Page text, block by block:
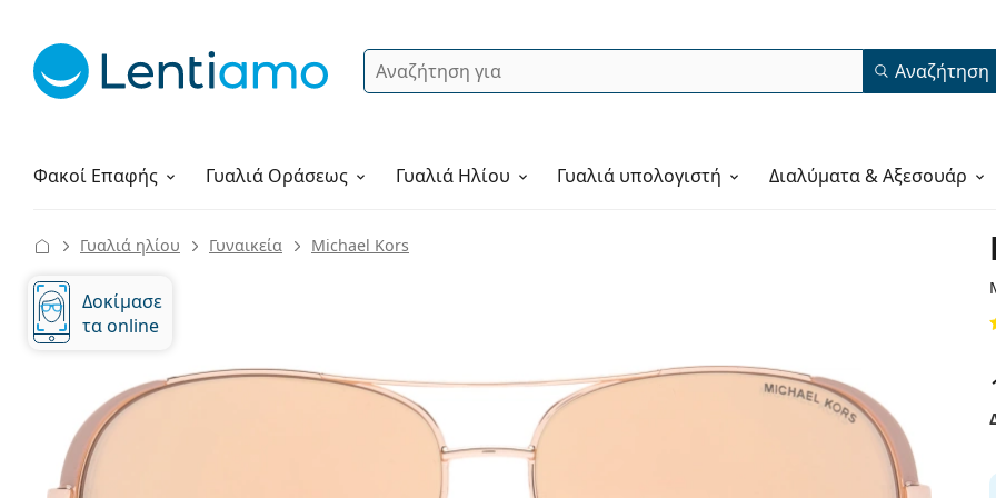
Αναζήτηση Αναζήτηση
Φακοί Επαφής
Υγρά φακών ΓυαλιάΟράσεως Γυαλιά Ηλίου Γυαλιά υπολογιστή Διαλύματα & Αξεσουάρ
Πώς να παραγγείλετε
Γυαλιά ηλίου Γυναικεία Michael Kors
Δοκίμασε
τα online